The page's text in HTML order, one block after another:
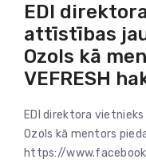
EDI
attīstības
Ozols kā
VEFRESH
EDI direktora
Ozols kā mentors
https://